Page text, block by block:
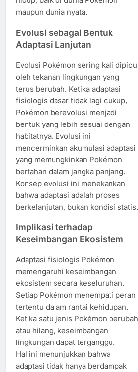
maupun dunia nyata.
Evolusi sebagai Bentuk
Adaptasi Lanjutan
Evolusi Pokémon sering kali dipicu
oleh tekanan lingkungan yang
terus berubah. Ketika adaptasi
fisiologis dasar tidak lagi cukup,
Pokémon berevolusi menjadi
bentuk yang lebih sesuai dengan
habitatnya. Evolusi ini
mencerminkan akumulasi adaptasi
yang memungkinkan Pokémon
bertahan dalam jangka panjang.
Konsep evolusi ini menekankan
bahwa adaptasi adalah proses
berkelanjutan, bukan kondisi statis.
Implikasi terhadap
Keseimbangan Ekosistem
Adaptasi fisiologis Pokémon
memengaruhi keseimbangan
ekosistem secara keseluruhan.
Setiap Pokémon menempati peran
tertentu dalam rantai kehidupan.
Ketika satu jenis Pokémon berubah
atau hilang, keseimbangan
lingkungan dapat terganggu.
Hal ini menunjukkan bahwa
adaptasi tidak hanya berdampak